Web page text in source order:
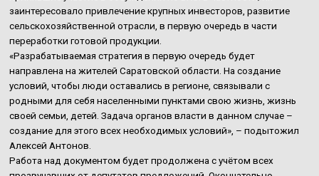
заинтересовало привлечение крупных инвесторов, развитие
сельскохозяйственной отрасли, в первую очередь в части
переработки готовой продукции.
«Разрабатываемая стратегия в первую очередь будет
направлена на жителей Саратовской области. На создание
условий, чтобы люди оставались в регионе, связывали с
родными для себя населенными пунктами свою жизнь, жизнь
своей семьи, детей. Задача органов власти в данном случае –
создание для этого всех необходимых условий», – подытожил
Алексей Антонов.
Работа над документом будет продолжена с учётом всех